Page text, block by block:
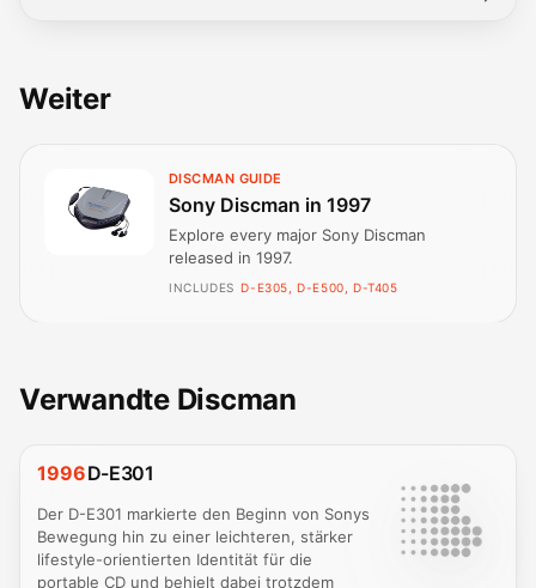
Weiter
DISCMAN GUIDE
Sony Discman in 1997
Explore every major Sony Discman
released in 1997.
INCLUDES D-E305, D-E500, D-T405
Verwandte Discman
1996D-E301
Der D-E301 markierte den Beginn von Sonys
Bewegung hin zu einer leichteren, stärker
lifestyle-orientierten Identität für die
portable CD und behielt dabei trotzdem